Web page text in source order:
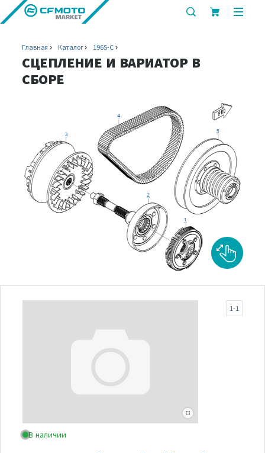
показать
поиска
Главная Каталог 196S-C
СЦЕПЛЕНИЕ И ВАРИАТОР В
СБОРЕ
В наличии
1-1